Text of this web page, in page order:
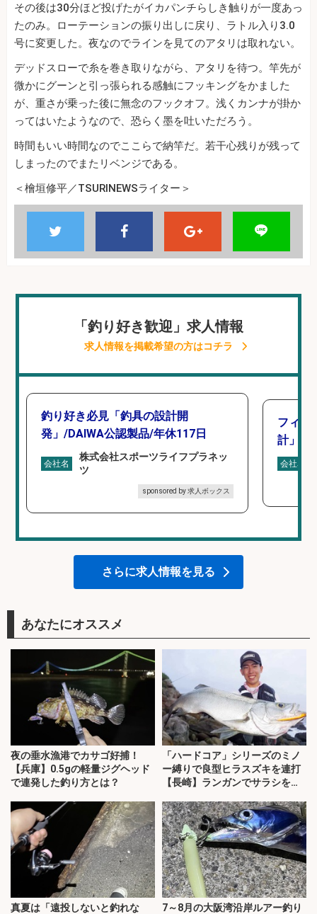
その後は30分ほど投げたがイカパンチらしき触りが一度あっ
たのみ。ローテーションの振り出しに戻り、ラトル入り3.0
号に変更した。夜なのでラインを見てのアタリは取れない。
デッドスローで糸を巻き取りながら、アタリを待つ。竿先が
微かにグーンと引っ張られる感触にフッキングをかました
が、重さが乗った後に無念のフックオフ。浅くカンナが掛か
ってはいたようなので、恐らく墨を吐いただろう。
時間もいい時間なのでここらで納竿だ。若干心残りが残って
しまったのでまたリベンジである。
＜檜垣修平／TSURINEWSライター＞
「釣り好き歓迎」求人情報
求人情報を掲載希望の方はコチラ
釣り好き必見「釣具の設計開
発」/DAIWA公認製品/年休117日
会社名
株式会社スポーツライフプラネッ
ツ
sponsored by 求人ボックス
フィッ
計」
会社名
さらに求人情報を見る
あなたにオススメ
夜の垂水漁港でカサゴ好捕！
【兵庫】0.5gの軽量ジグヘッド
で連発した釣り方とは？
「ハードコア」シリーズのミノ
ー縛りで良型ヒラスズキを連打
【長崎】ランガンでサラシを攻
真夏は「遠投しないと釣れな
7～8月の大阪湾沿岸ルアー釣り